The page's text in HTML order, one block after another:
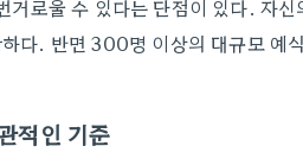
거로울 수 있다는 단점이 있다. 자
다. 반면 300명 이상의 대규모 예
적인 기준